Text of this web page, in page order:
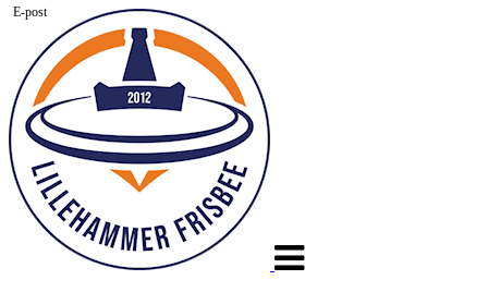
E-post